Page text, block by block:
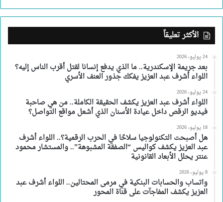
الأكثر تعليقاً
24 يوليو، 2026
بعد جريمة الإسكندرية.. ما الذي يدفع إنسانا لقتل أقرب الناس إليه؟
اللواء أشرف عبد العزيز يفكك جذور العنف الأسري
24 يوليو، 2026
اللواء أشرف عبد العزيز يكشف الحقيقة الكاملة.. من هي صاحبة
فيديو الرقص داخل عيادة الأسنان الذي أشعل مواقع التواصل؟
18 يوليو، 2026
هل أصبحت التكنولوجيا سلاحًا في الحرب الرقمية؟.. اللواء أشرف
عبد العزيز يكشف كواليس “الصفقة المشبوهة”.. والمستشار محمود
عنتر يحلل الأبعاد القانونية
8 يوليو، 2026
واتساب والحسابات البنكية في مرمى المحتالين.. اللواء أشرف عبد
العزيز يكشف المفاجآت على قناة المحور